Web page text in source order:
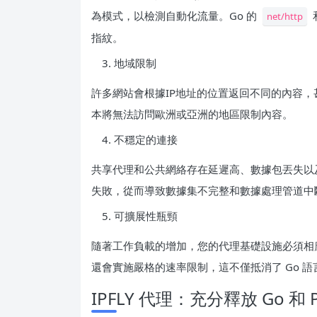
為模式，以檢測自動化流量。Go 的
net/http
指紋。
地域限制
許多網站會根據IP地址的位置返回不同的內容
本將無法訪問歐洲或亞洲的地區限制內容。
不穩定的連接
共享代理和公共網絡存在延遲高、數據包丟失
失敗，從而導致數據集不完整和數據處理管道中
可擴展性瓶頸
隨著工作負載的增加，您的代理基礎設施必須
還會實施嚴格的速率限制，這不僅抵消了 Go
IPFLY 代理：充分釋放 Go